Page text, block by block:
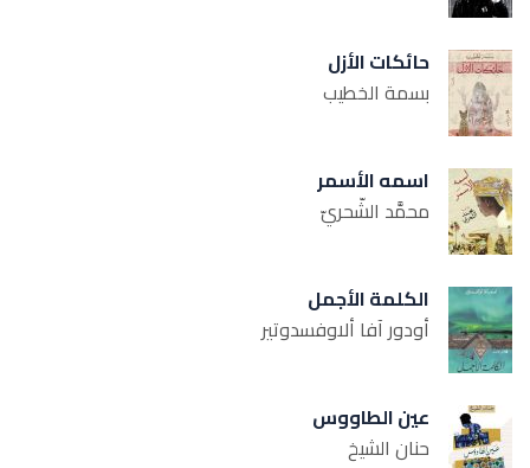
حائكات الأزل
بسمة الخطيب
اسمه الأسمر
محمَّد الشّحريّ
الكلمة الأجمل
أودور آفا ألاوفسدوتير
عين الطاووس
حنان الشيخ